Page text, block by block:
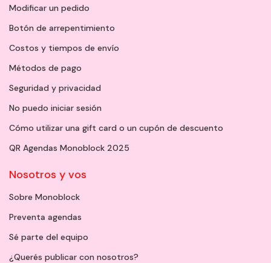
Modificar un pedido
Botón de arrepentimiento
Costos y tiempos de envío
Métodos de pago
Seguridad y privacidad
No puedo iniciar sesión
Cómo utilizar una gift card o un cupón de descuento
QR Agendas Monoblock 2025
Nosotros y vos
Sobre Monoblock
Preventa agendas
Sé parte del equipo
¿Querés publicar con nosotros?